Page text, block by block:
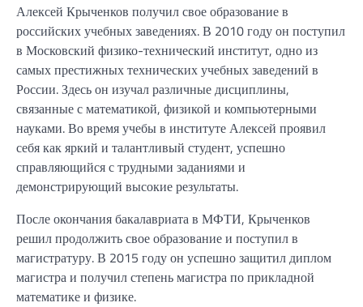
Алексей Крыченков получил свое образование в
российских учебных заведениях. В 2010 году он поступил
в Московский физико-технический институт, одно из
самых престижных технических учебных заведений в
России. Здесь он изучал различные дисциплины,
связанные с математикой, физикой и компьютерными
науками. Во время учебы в институте Алексей проявил
себя как яркий и талантливый студент, успешно
справляющийся с трудными заданиями и
демонстрирующий высокие результаты.
После окончания бакалавриата в МФТИ, Крыченков
решил продолжить свое образование и поступил в
магистратуру. В 2015 году он успешно защитил диплом
магистра и получил степень магистра по прикладной
математике и физике.